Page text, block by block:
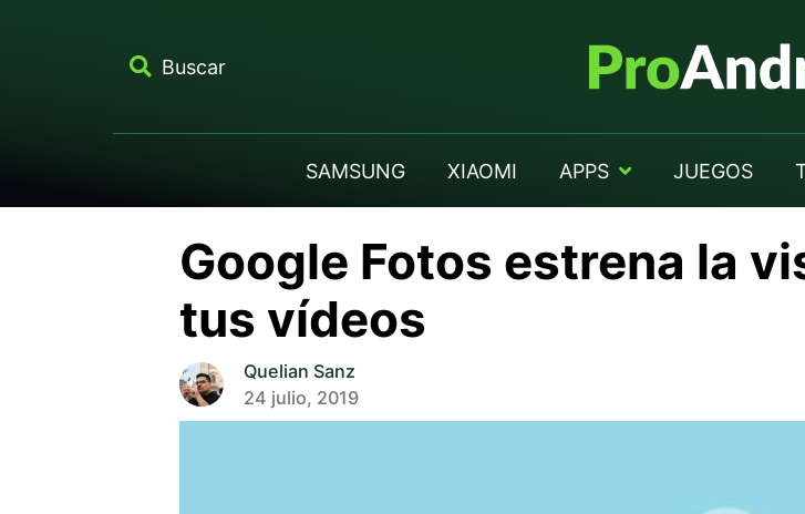
Buscar
SAMSUNG XIAOMI APPS JUEGOS
Google Fotos estrena la
tus vídeos
Quelian Sanz
24 julio, 2019